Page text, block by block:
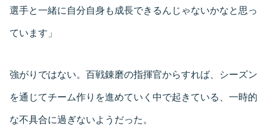
選手と一緒に自分自身も成長できるんじゃないかなと思っ
ています」
強がりではない。百戦錬磨の指揮官からすれば、シーズン
を通じてチーム作りを進めていく中で起きている、一時的
な不具合に過ぎないようだった。